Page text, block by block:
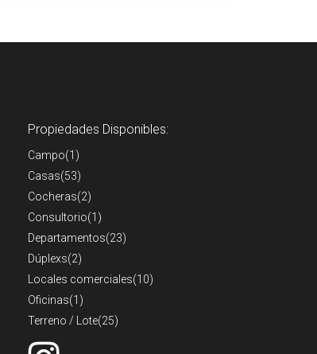
Propiedades Disponibles:
Campo(1)
Casas(53)
Cocheras(2)
Consultorio(1)
Departamentos(23)
Dúplexs(2)
Locales comerciales(10)
Oficinas(1)
Terreno / Lote(25)